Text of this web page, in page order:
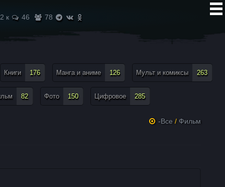
2 к 46 78
Книги 176 Манга и аниме 126 Мульт и комиксы 263
82 Фото 150 Цифровое 285
-Все / Фильм